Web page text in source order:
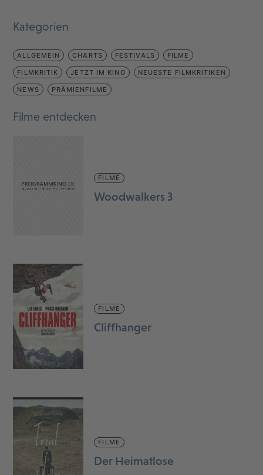
Kategorien
ALLGEMEIN CHARTS FESTIVALS FILME
FILMKRITIK JETZT IM KINO NEUESTE FILMKRITIKEN
NEWS PRÄMIENFILME
Filme entdecken
FILME
Woodwalkers 3
FILME
Cliffhanger
FILME
Der Heimatlose